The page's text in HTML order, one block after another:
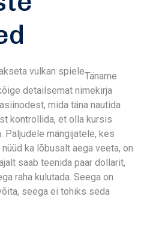
Täname
detailsemat nimekirja
mida täna nautida
kontrollida, et olla kursis
Paljudele mängijatele, kes
ka lõbusalt aega veeta, on
saab teenida paar dollarit,
raha kulutada. Seega on
seega ei tohiks seda